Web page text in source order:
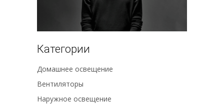
Категории
Домашнее освещение
Вентиляторы
Наружное освещение